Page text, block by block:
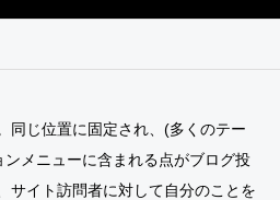
同じ位置に固定され、(多くのテー
メニューに含まれる点がブログ投
サイト訪問者に対して自分のことを